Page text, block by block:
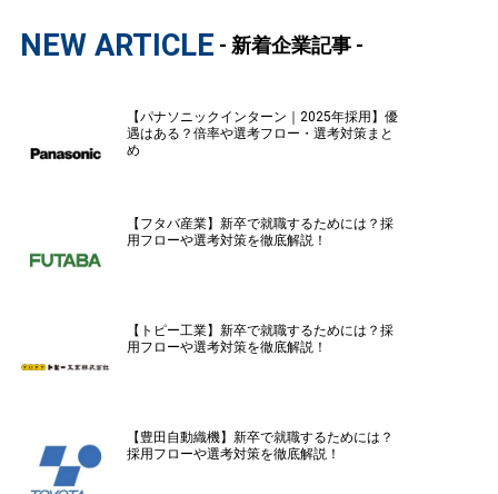
NEW ARTICLE - 新着企業記事 -
【パナソニックインターン｜2025年採用】優
遇はある？倍率や選考フロー・選考対策まと
め
【フタバ産業】新卒で就職するためには？採
用フローや選考対策を徹底解説！
【トピー工業】新卒で就職するためには？採
用フローや選考対策を徹底解説！
【豊田自動織機】新卒で就職するためには？
採用フローや選考対策を徹底解説！